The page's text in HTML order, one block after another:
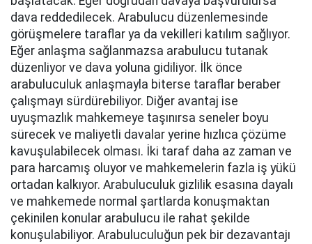
dava reddedilecek. Arabulucu düzenlemesinde
görüşmelere taraflar ya da vekilleri katılım sağlıyor.
Eğer anlaşma sağlanmazsa arabulucu tutanak
düzenliyor ve dava yoluna gidiliyor. İlk önce
arabuluculuk anlaşmayla biterse taraflar beraber
çalışmayı sürdürebiliyor. Diğer avantaj ise
uyuşmazlık mahkemeye taşınırsa seneler boyu
sürecek ve maliyetli davalar yerine hızlıca çözüme
kavuşulabilecek olması. İki taraf daha az zaman ve
para harcamış oluyor ve mahkemelerin fazla iş yükü
ortadan kalkıyor. Arabuluculuk gizlilik esasına dayalı
ve mahkemede normal şartlarda konuşmaktan
çekinilen konular arabulucu ile rahat şekilde
konuşulabiliyor. Arabuluculuğun pek bir dezavantajı